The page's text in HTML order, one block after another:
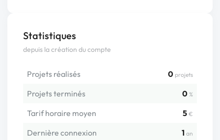
Statistiques
depuis la création du compte
Projets réalisés 0 projets
Projets terminés 0 %
Tarif horaire moyen 5 €
Dernière connexion 1 an